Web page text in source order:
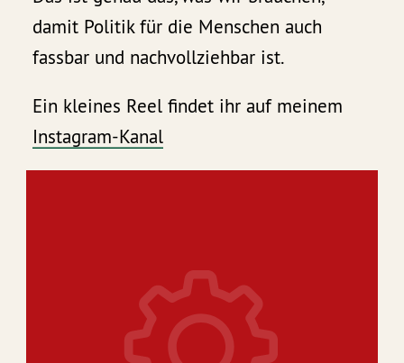
damit Politik für die Menschen auch
fassbar und nachvollziehbar ist.
Ein kleines Reel findet ihr auf meinem
Instagram-Kanal